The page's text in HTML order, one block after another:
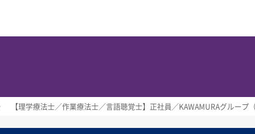
【理学療法士／作業療法士／言語聴覚士】正社員／KAWAMURAグループ